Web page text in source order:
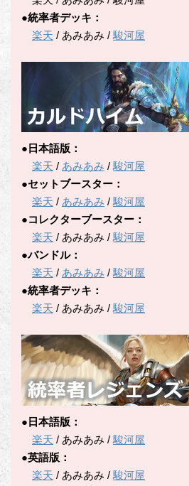
●統率者デッキ：
楽天 / あみあみ /駿河屋
●日本語版：
楽天 / あみあみ /駿河屋
●セットブースター：
楽天 / あみあみ /駿河屋
●コレクターブースター：
楽天 / あみあみ /駿河屋
●バンドル：
楽天 / あみあみ /駿河屋
●統率者デッキ：
楽天 / あみあみ /駿河屋
●日本語版：
楽天 / あみあみ /駿河屋
●英語版：
楽天 / あみあみ /駿河屋